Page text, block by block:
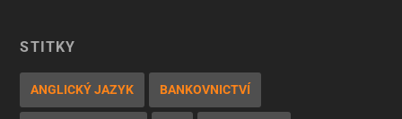
ŠTÍTKY
ANGLICKÝ JAZYK BANKOVNICTVÍ